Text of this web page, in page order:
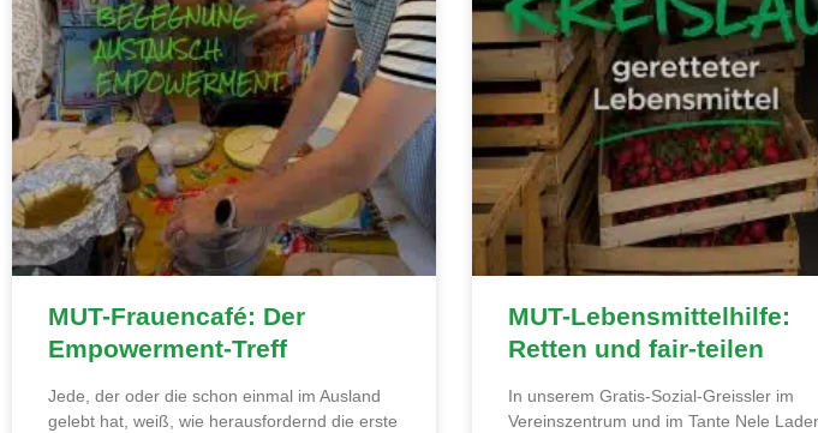
MUT-Frauencafé: Der
Empowerment-Treff
Jede, der oder die schon einmal im Ausland
gelebt hat, weiß, wie herausfordernd die erste
MUT-Lebensmittelhilfe:
Retten und fair-teilen
In unserem Gratis-Sozial-Greissler im
Vereinszentrum und im Tante Nele